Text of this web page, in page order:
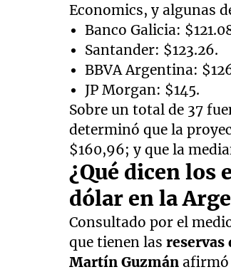
Economics, y algunas
Banco Galicia:
Santander: $123.26.
BBVA Argentina:
JP Morgan: $145.
Sobre un total de 37
determinó que la
$160,96; y que la
¿Qué dicen los
dólar en la
Consultado por el
que tienen lasreservas
Martín Guzmán afirmó